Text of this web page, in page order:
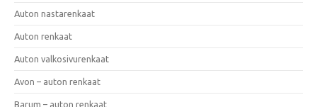
Auton nastarenkaat
Auton renkaat
Auton valkosivurenkaat
Avon – auton renkaat
Barum – auton renkaat